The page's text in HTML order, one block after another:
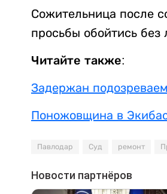
Сожительница после
просьбы обойтись
Читайте также:
Задержан
Поножовщина в
Павлодар Суд ремонт